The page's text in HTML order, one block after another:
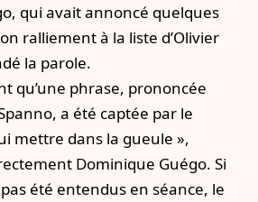
qui avait annoncé quelques
ralliement à la liste d’Olivier
la parole.
qu’une phrase, prononcée
a été captée par le
mettre dans la gueule »,
Dominique Guégo. Si
été entendus en séance, le